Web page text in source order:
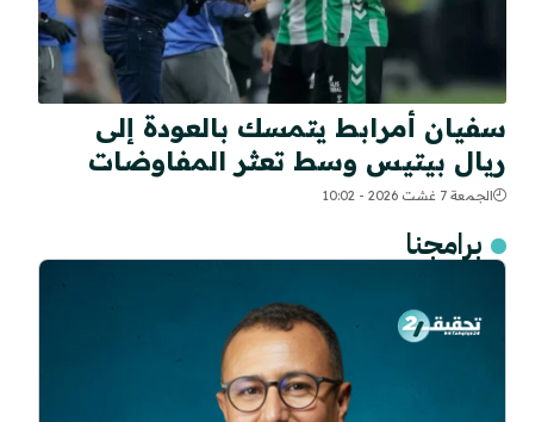
سفيان أمرابط يتمسك بالعودة إلى
ريال بيتيس وسط تعثر المفاوضات
الجمعة 7 غشت 2026 - 10:02
برامجنا